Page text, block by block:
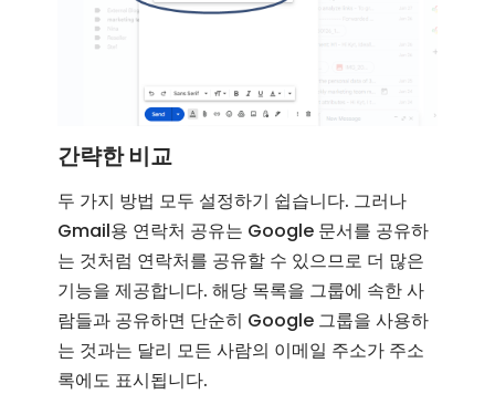
간략한 비교
두 가지 방법 모두 설정하기 쉽습니다. 그러나
Gmail용 연락처 공유는 Google 문서를 공유하
는 것처럼 연락처를 공유할 수 있으므로 더 많은
기능을 제공합니다. 해당 목록을 그룹에 속한 사
람들과 공유하면 단순히 Google 그룹을 사용하
는 것과는 달리 모든 사람의 이메일 주소가 주소
록에도 표시됩니다.